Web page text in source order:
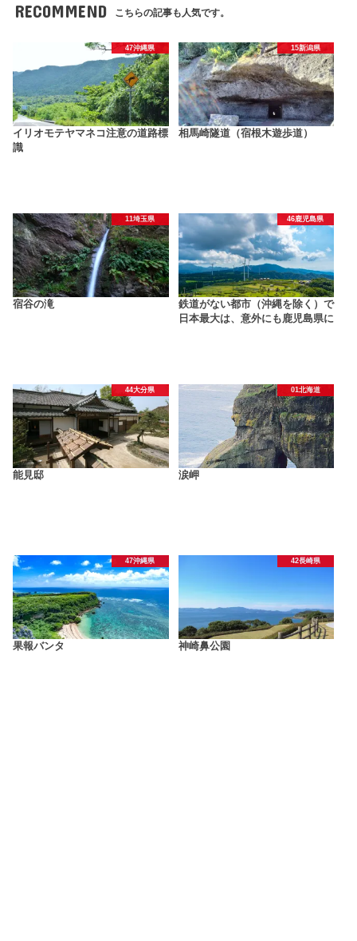
RECOMMEND こちらの記事も人気です。
47沖縄県
イリオモテヤマネコ注意の道路標
識
15新潟県
相馬崎隧道（宿根木遊歩道）
11埼玉県
宿谷の滝
46鹿児島県
鉄道がない都市（沖縄を除く）で
日本最大は、意外にも鹿児島県に
44大分県
能見邸
01北海道
涙岬
47沖縄県
果報バンタ
42長崎県
神崎鼻公園